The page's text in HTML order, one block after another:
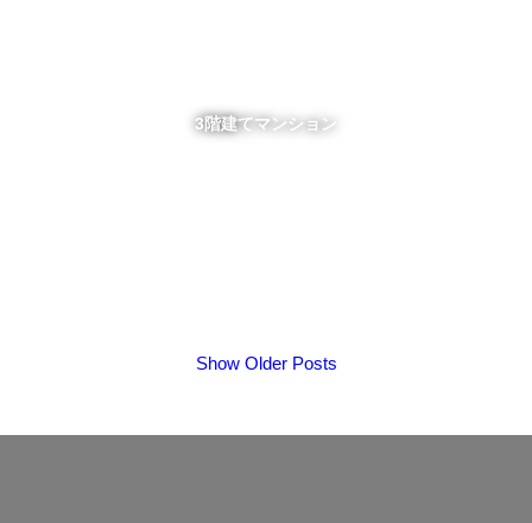
3階建てマンション
Show Older Posts